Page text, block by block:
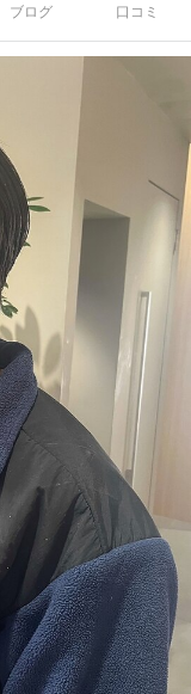
ブログ 口コミ